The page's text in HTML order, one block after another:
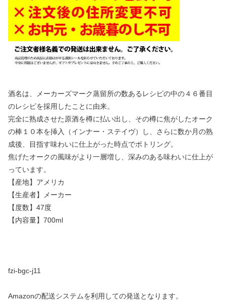
酒名は、メーカーズマーク蒸留所の数あるレシピの中の４６番目
のレシピを採用したことに由来。
完全に熟成させた原酒を樽に払い出し、その樽に焦がしたオーク
の棒１０本を挿入（インナー・ステイヴ）し、さらに数か月の熟
成後、目指す味わいに仕上がった時点でボトリング。
焦げたオークの風味がより一層増し、深みのある味わいに仕上が
っています。
【産地】アメリカ
【生産者】メーカー
【度数】47度
【内容量】700ml
fzi-bgc-j11
Amazonの配送システムを利用しての発送となります。